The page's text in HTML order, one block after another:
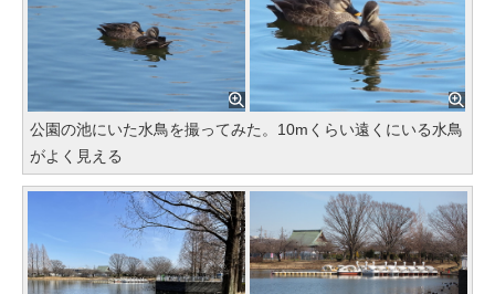
公園の池にいた水鳥を撮ってみた。10mくらい遠くにいる水鳥
がよく見える